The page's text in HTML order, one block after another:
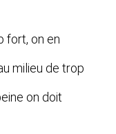
fort, on en
milieu de trop
on doit